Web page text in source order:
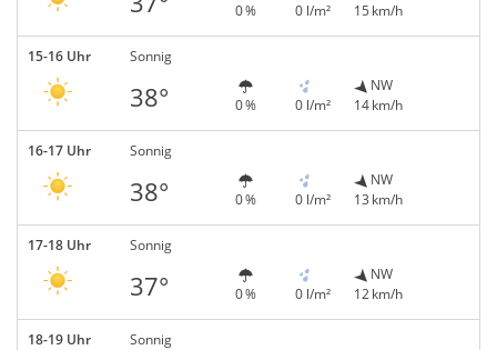
0 % 0 l/m²
15 km/h
15-16 Uhr Sonnig
38° 0 % 0 l/m²
NW
14 km/h
16-17 Uhr Sonnig
38° 0 % 0 l/m²
NW
13 km/h
17-18 Uhr Sonnig
37° 0 % 0 l/m²
NW
12 km/h
18-19 Uhr Sonnig